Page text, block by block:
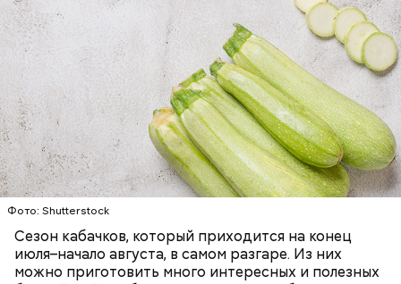
Фото: Shutterstock
Сезон кабачков, который приходится на конец
июля–начало августа, в самом разгаре. Из них
можно приготовить много интересных и полезных
Ингредиенты:
ЕДА ОВОЩИ РЕЦЕПТЫ